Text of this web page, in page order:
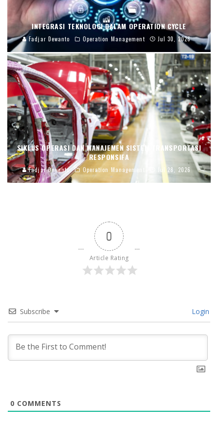
INTEGRASI TEKNOLOGI DALAM OPERATION CYCLE
Fadjar Dewanto Operation Management Jul 30, 2026
SIKLUS OPERASI DAN MANAJEMEN SISTEM TRANSPORTASI
RESPONSIFA
Fadjar Dewanto Operation Management Jul 28, 2026
0
Article Rating
Subscribe Login
0 COMMENTS